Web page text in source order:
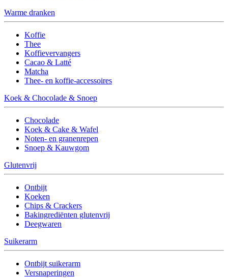
Warme dranken
Koffie
Thee
Koffievervangers
Cacao & Latté
Matcha
Thee- en koffie-accessoires
Koek & Chocolade & Snoep
Chocolade
Koek & Cake & Wafel
Noten- en granenrepen
Snoep & Kauwgom
Glutenvrij
Ontbijt
Koeken
Chips & Crackers
Bakingrediënten glutenvrij
Deegwaren
Suikerarm
Ontbijt suikerarm
Versnaperingen